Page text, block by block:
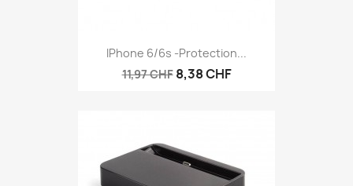
IPhone 6/6s -protection...
11,97 CHF 8,38 CHF